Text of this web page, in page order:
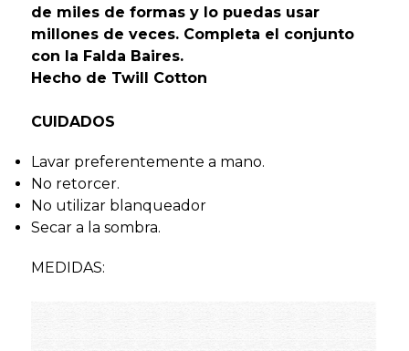
de miles de formas y lo puedas usar
millones de veces. Completa el conjunto
con la Falda Baires.
Hecho de Twill Cotton
CUIDADOS
Lavar preferentemente a mano.
No retorcer.
No utilizar blanqueador
Secar a la sombra.
MEDIDAS: